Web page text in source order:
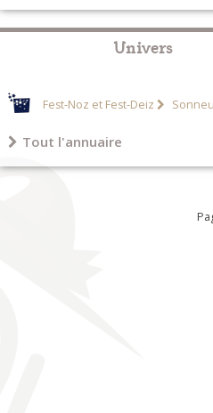
Univers
Fest-Noz et Fest-Deiz
Tout l'annuaire